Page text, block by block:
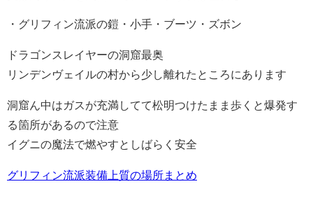
・グリフィン流派の鎧・小手・ブーツ・ズボン
ドラゴンスレイヤーの洞窟最奥
リンデンヴェイルの村から少し離れたところにあります
洞窟ん中はガスが充満してて松明つけたまま歩くと爆発す
る箇所があるので注意
イグニの魔法で燃やすとしばらく安全
グリフィン流派装備上質の場所まとめ